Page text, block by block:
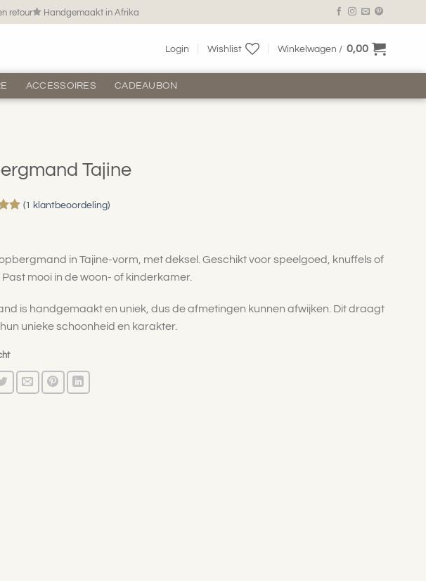
retour Handgemaakt in Afrika
Login Wishlist Winkelwagen / 0,00
ACCESSOIRES CADEAUBON
Tajine
(1 klantbeoordeling)
in Tajine-vorm, met deksel. Geschikt voor speelgoed, knuffels of
Past mooi in de woon- of kinderkamer.
is handgemaakt en uniek, dus de afmetingen kunnen afwijken. Dit draagt
unieke schoonheid en karakter.